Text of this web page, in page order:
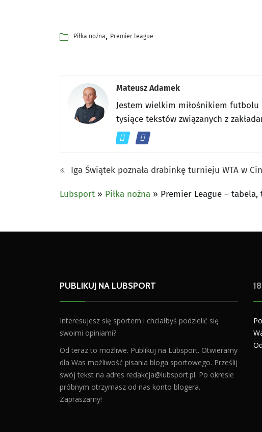
Piłka nożna, Premier league
Mateusz Adamek
Jestem wielkim miłośnikiem futbolu
tysiące tekstów związanych z
Iga Świątek poznała drabinkę turnieju WTA w
Lubsport » Piłka nożna » Premier League –
PUBLIKUJ NA LUBSPORT
Interesujesz się sportem i chciałbyś podzielić się
swoimi opiniami?
Od teraz to możliwe. Publikuj na Lubsport. Otwieramy
dla Was możliwość pisania bloga sportowego. Prześlij
swój tekst na adres redakcja@lubsport.pl. Po okresie
próbnym otrzymasz od nas konto blogera.
Zapraszamy!